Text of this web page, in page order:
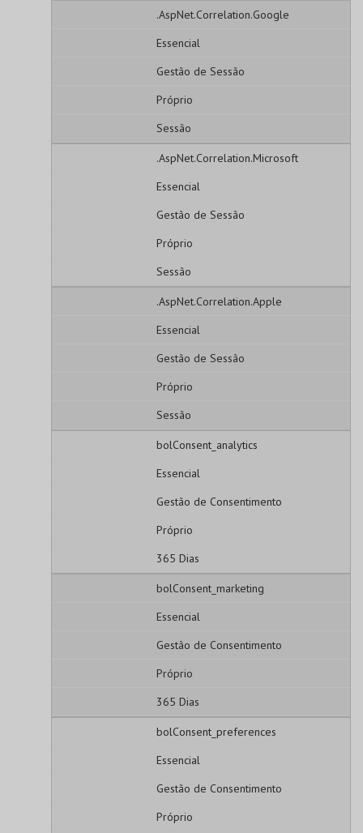
.AspNet.Correlation.Google
Essencial
Gestão de Sessão
Próprio
Sessão
.AspNet.Correlation.Microsoft
Essencial
Gestão de Sessão
Próprio
Sessão
.AspNet.Correlation.Apple
Essencial
Gestão de Sessão
Próprio
Sessão
bolConsent_analytics
Essencial
Gestão de Consentimento
Próprio
365 Dias
bolConsent_marketing
Essencial
Gestão de Consentimento
Próprio
365 Dias
bolConsent_preferences
Essencial
Gestão de Consentimento
Próprio